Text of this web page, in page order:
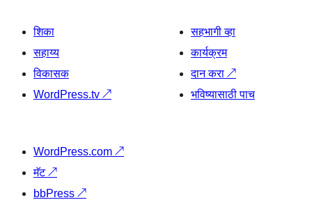
शिका
सहाय्य
विकासक
WordPress.tv ↗
सहभागी व्हा
कार्यक्रम
दान करा ↗
भविष्यासाठी पाच
WordPress.com ↗
मॅट↗
bbPress ↗